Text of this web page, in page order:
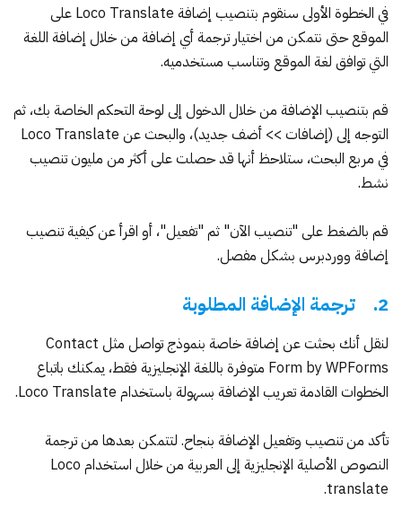
في الخطوة الأولى سنقوم بتنصيب إضافة Loco Translate على
الموقع حتى نتمكن من اختيار ترجمة أي إضافة من خلال إضافة اللغة
التي توافق لغة الموقع وتناسب مستخدميه.
قم بتنصيب الإضافة من خلال الدخول إلى لوحة التحكم الخاصة بك، ثم
التوجه إلى (إضافات >> أضف جديد)، والبحث عن Loco Translate
في مربع البحث، ستلاحظ أنها قد حصلت على أكثر من مليون تنصيب
نشط.
قم بالضغط على "تنصيب الآن" ثم "تفعيل"، أو اقرأ عنكيفية تنصيب
إضافة ووردبرس بشكل مفصل.
2. ترجمة الإضافة المطلوبة
لنقل أنك بحثت عن إضافة خاصة بنموذج تواصل مثل Contact
Form by WPForms متوفرة باللغة الإنجليزية فقط، يمكنك باتباع
الخطوات القادمة تعريب الإضافة بسهولة باستخدام Loco Translate.
تأكد من تنصيب وتفعيل الإضافة بنجاح. لتتمكن بعدها من ترجمة
النصوص الأصلية الإنجليزية إلى العربية من خلال استخدام Loco
translate.